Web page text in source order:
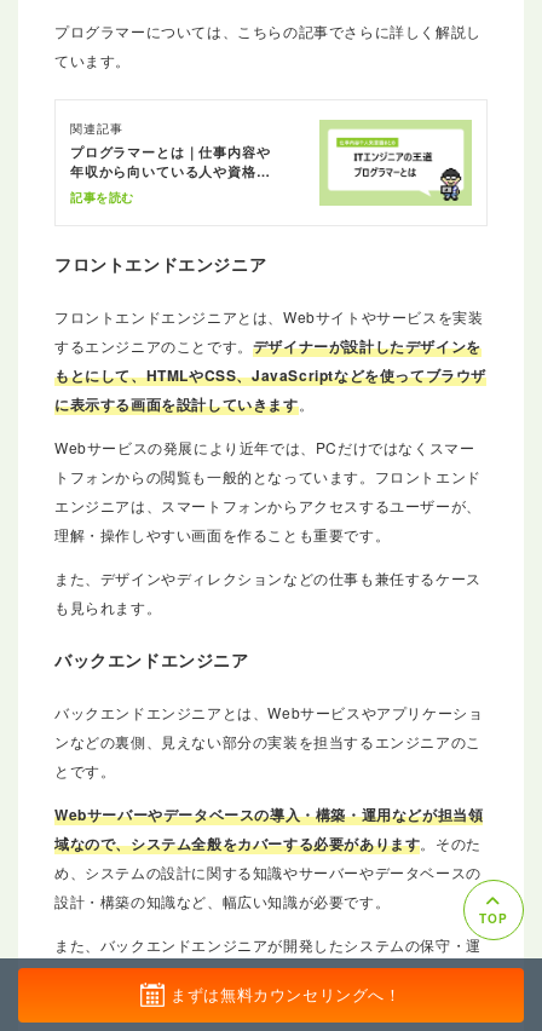
プログラマーについては、こちらの記事でさらに詳しく解説し
ています。
関連記事
プログラマーとは｜仕事内容や
年収から向いている人や資格ま
とめ
記事を読む
フロントエンドエンジニア
フロントエンドエンジニアとは、Webサイトやサービスを実装
するエンジニアのことです。 デザイナーが設計したデザインを
もとにして、HTMLやCSS、JavaScriptなどを使ってブラウザ
に表示する画面を設計していきます。
Webサービスの発展により近年では、PCだけではなくスマー
トフォンからの閲覧も一般的となっています。フロントエンド
エンジニアは、スマートフォンからアクセスするユーザーが、
理解・操作しやすい画面を作ることも重要です。
また、デザインやディレクションなどの仕事も兼任するケース
も見られます。
バックエンドエンジニア
バックエンドエンジニアとは、Webサービスやアプリケーショ
ンなどの裏側、見えない部分の実装を担当するエンジニアのこ
とです。
Webサーバーやデータベースの導入・構築・運用などが担当領
域なので、システム全般をカバーする必要があります。そのた
め、システムの設計に関する知識やサーバーやデータベースの
設計・構築の知識など、幅広い知識が必要です。
また、バックエンドエンジニアが開発したシステムの保守・運
用業務を担当して、メンテナンスや仕様変更などのシステム改
善に携わるケースも多く見られます。
TOP
まずは無料カウンセリングへ！